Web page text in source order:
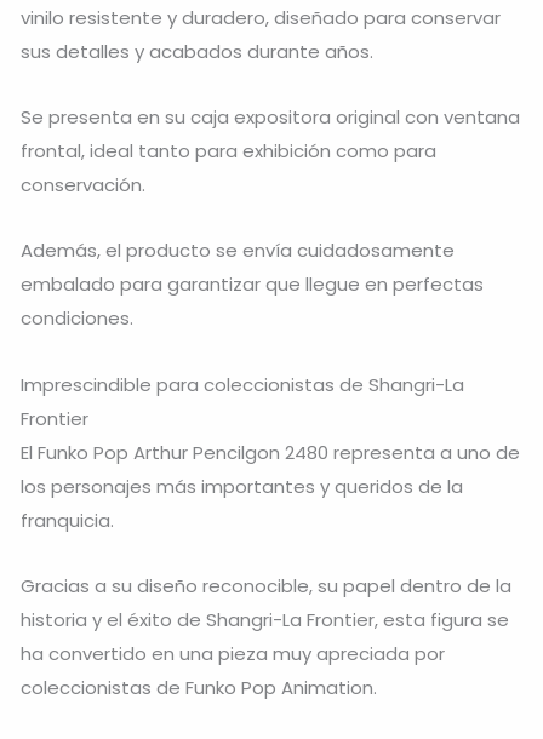
vinilo resistente y duradero, diseñado para conservar
sus detalles y acabados durante años.
Se presenta en su caja expositora original con ventana
frontal, ideal tanto para exhibición como para
conservación.
Además, el producto se envía cuidadosamente
embalado para garantizar que llegue en perfectas
condiciones.
Imprescindible para coleccionistas de Shangri-La
Frontier
El Funko Pop Arthur Pencilgon 2480 representa a uno de
los personajes más importantes y queridos de la
franquicia.
Gracias a su diseño reconocible, su papel dentro de la
historia y el éxito de Shangri-La Frontier, esta figura se
ha convertido en una pieza muy apreciada por
coleccionistas de Funko Pop Animation.